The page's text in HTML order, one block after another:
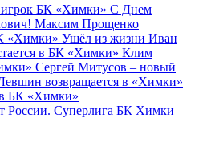
БК «Химки» С Днем
Максим Прощенко
«Химки» Ушёл из жизни Иван
в БК «Химки» Клим
Сергей Митусов – новый
возвращается в «Химки»
в БК «Химки»
России. Суперлига БК Химки